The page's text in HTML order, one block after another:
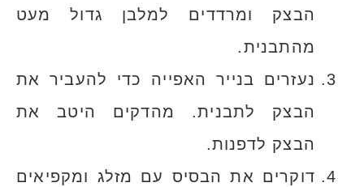
הבצק ומרדדים למלבן גדול מעט
מהתבנית.
נעזרים בנייר האפייה כדי להעביר את
הבצק לתבנית. מהדקים היטב את
הבצק לדפנות.
דוקרים את הבסיס עם מזלג ומקפיאים